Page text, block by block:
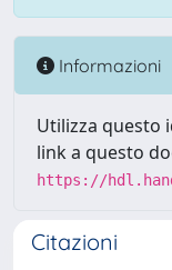
Informazioni
Utilizza questo
link a questo
https://
Citazioni